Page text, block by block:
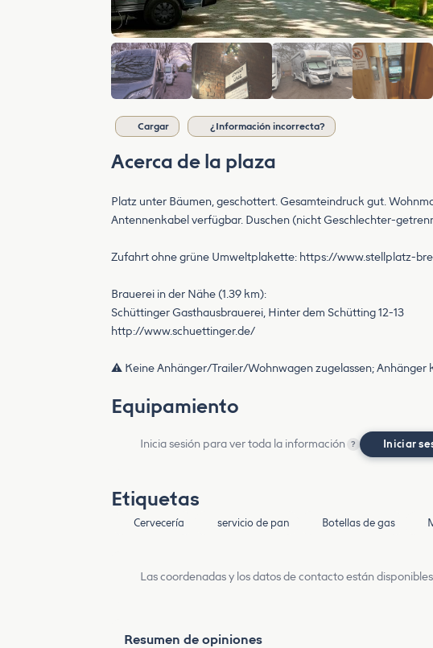
Cargar ¿Información incorrecta?
Acerca de la plaza
Platz unter Bäumen, geschottert. Gesamteindruck gut.
Antennenkabel verfügbar. Duschen (nicht Geschlechter-
Zufahrt ohne grüne Umweltplakette: https://www.stellplatz-
Brauerei in der Nähe (1.39 km):
Schüttinger Gasthausbrauerei, Hinter dem Schütting 12-13
http://www.schuettinger.de/
⚠️ Keine Anhänger/Trailer/Wohnwagen zugelassen; Anhänger
Equipamiento
Inicia sesión para ver toda la información ? Iniciar
Etiquetas
Cervecería servicio de pan Botellas de gas
Las coordenadas y los datos de contacto están
Resumen de opiniones